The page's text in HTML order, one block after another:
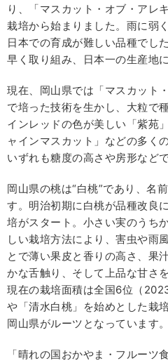
り、「マスカット・オブ・アレ
栽培から始まりました。雨に弱
日本での育成が難しい品種でし
早く取り組み、日本一の生産地
現在、岡山県では「マスカット
で培った技術を生かし、大粒で
インレッドの色が美しい「紫苑
ャインマスカット」などの多く
いずれも糖度の高さや房形など
岡山県の桃は“白桃”であり、名
す。明治初期に白桃が品種改良
培がスタート。小さい実のうち
しい栽培方法により、害虫や雨
とで薄い果皮と香りの高さ、果
かな舌触り、そして上品な甘さ
現在の栽培面積は全国6位（
や「清水白桃」を始めとした栽
岡山県がルーツとなっています。
「晴れの国おかやま・フルーツ